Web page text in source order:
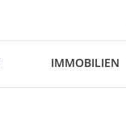
IMMOBILIEN